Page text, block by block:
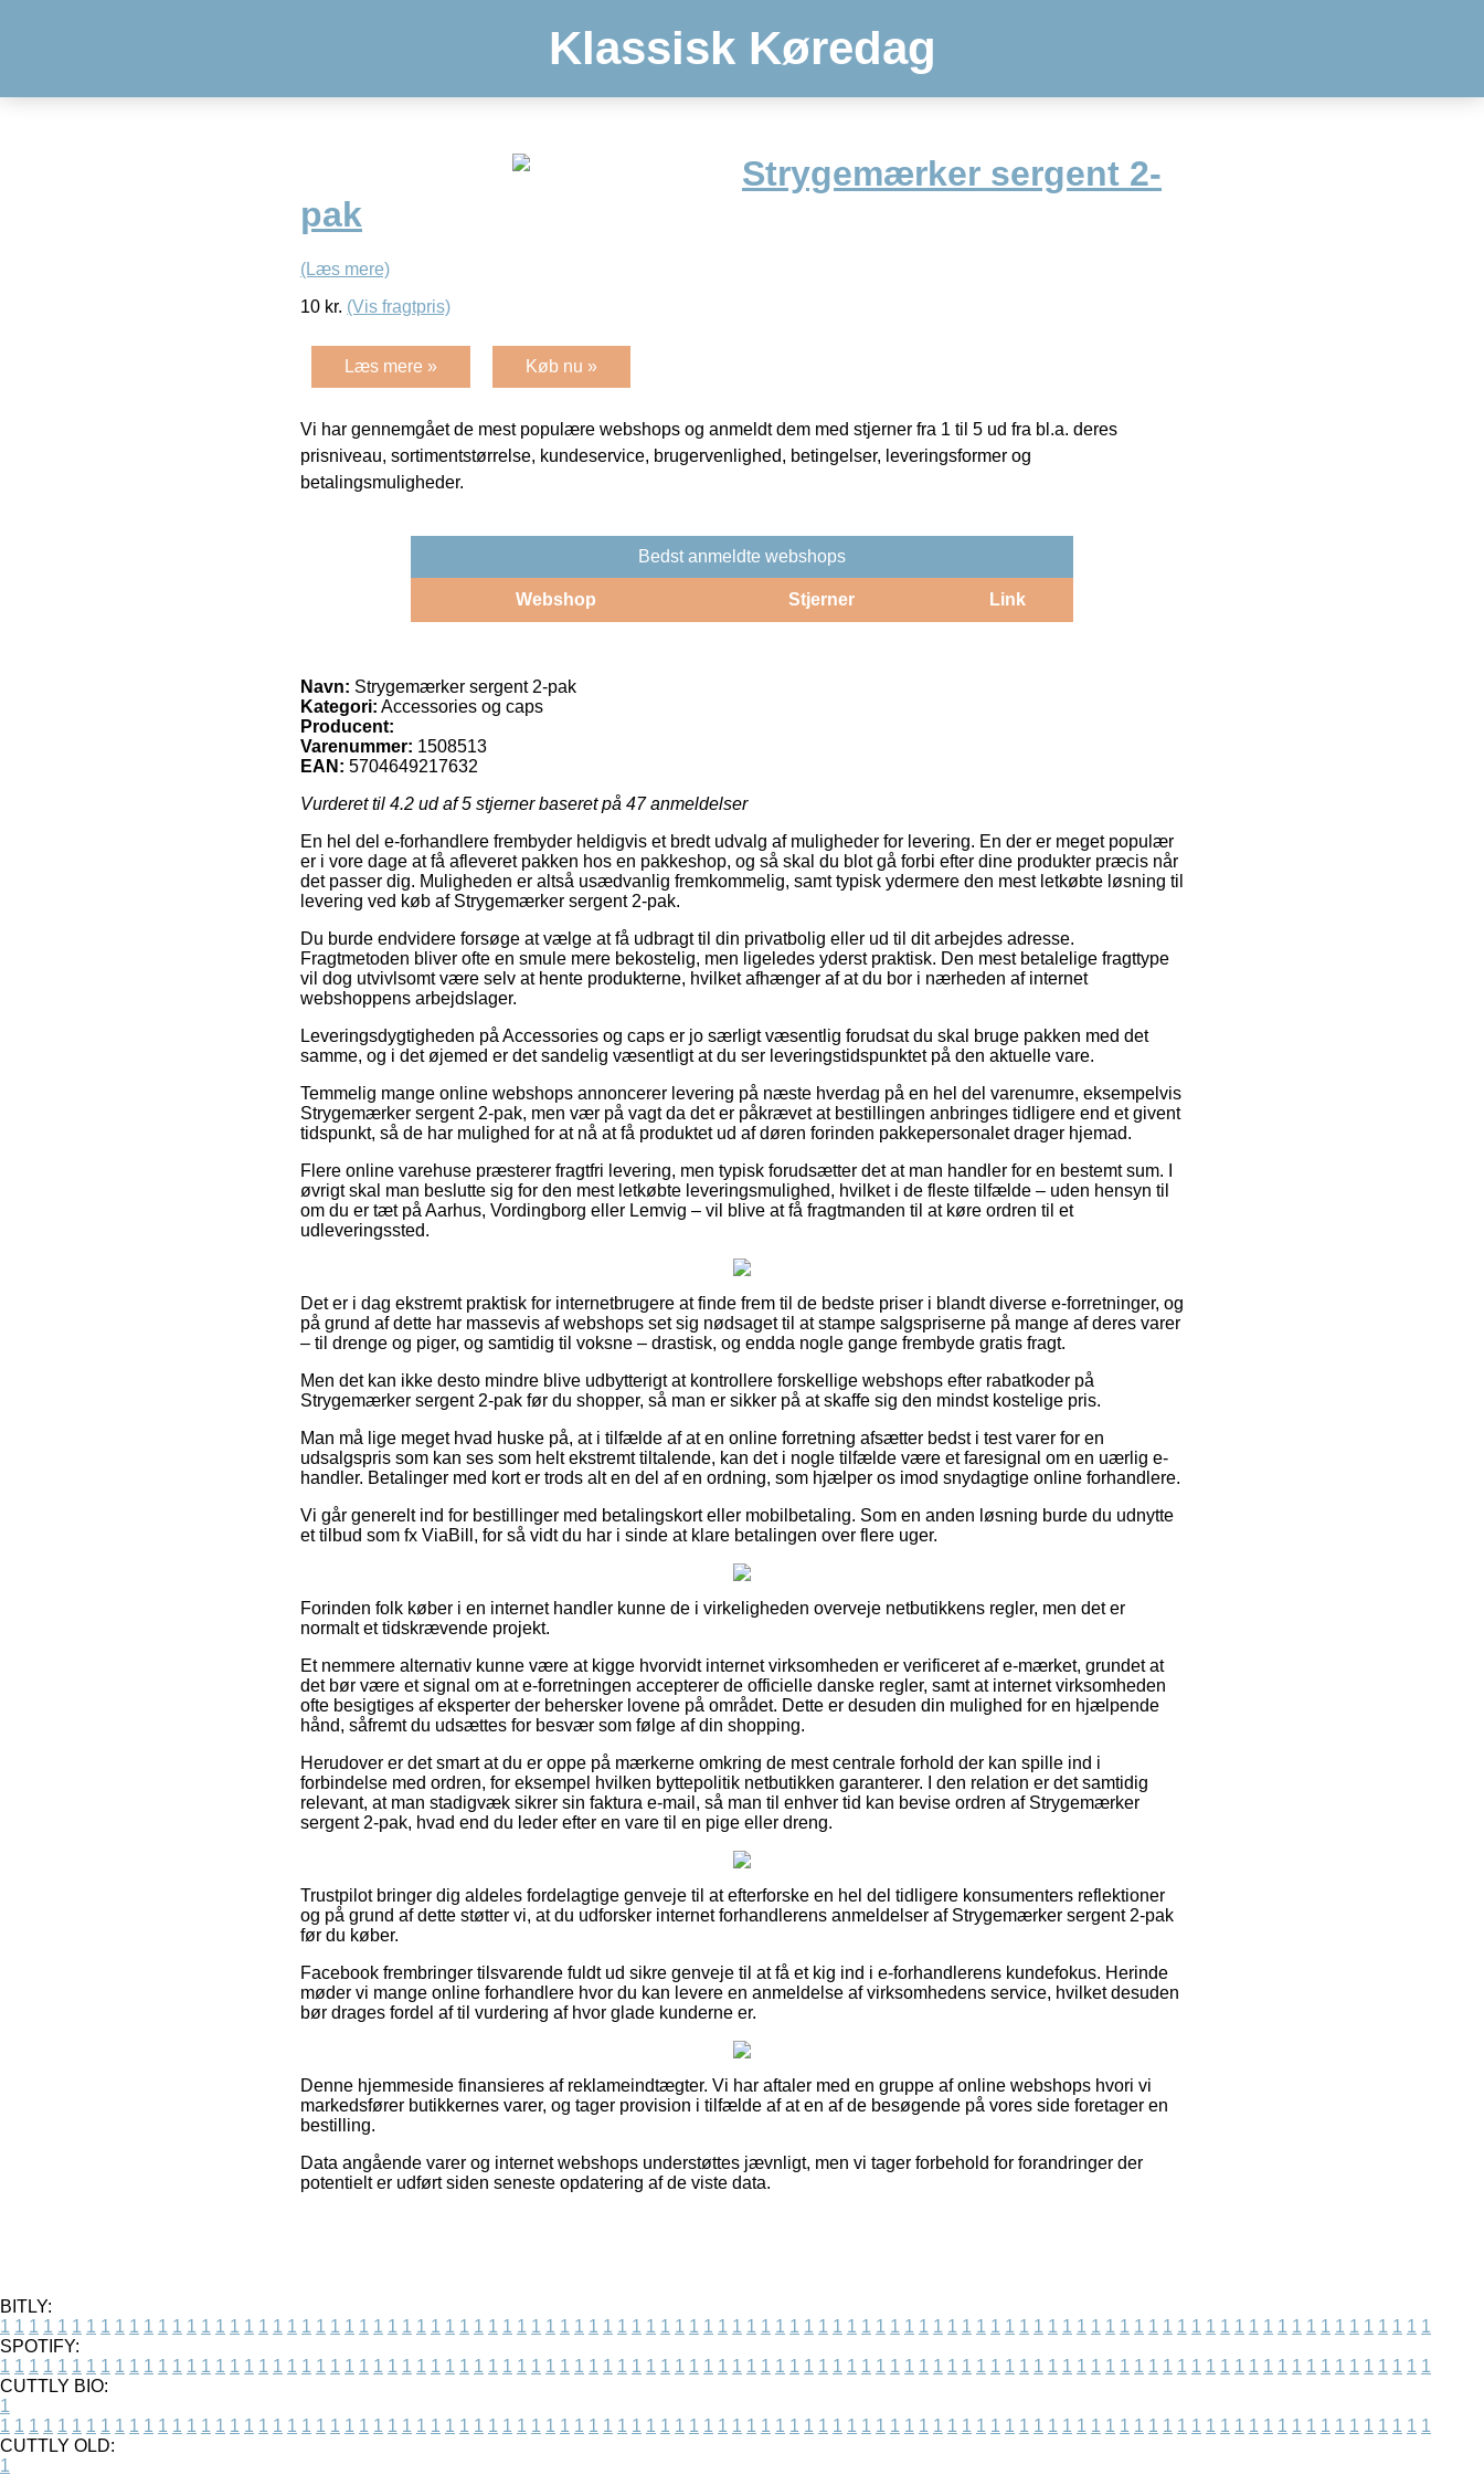
Klassisk Køredag
Strygemærker sergent 2-
pak
(Læs mere)
10 kr. (Vis fragtpris)
Læs mere » Køb nu »
Vi har gennemgået de mest populære webshops og anmeldt dem med stjerner fra 1 til 5 ud fra bl.a. deres
prisniveau, sortimentstørrelse, kundeservice, brugervenlighed, betingelser, leveringsformer og
betalingsmuligheder.
Bedst anmeldte webshops
Webshop Stjerner Link
Navn: Strygemærker sergent 2-pak
Kategori: Accessories og caps
Producent:
Varenummer: 1508513
EAN: 5704649217632
Vurderet til 4.2 ud af 5 stjerner baseret på 47anmeldelser
En hel del e-forhandlere frembyder heldigvis et bredt udvalg af muligheder for levering. En der er meget populær
er i vore dage at få afleveret pakken hos en pakkeshop, og så skal du blot gå forbi efter dine produkter præcis når
det passer dig. Muligheden er altså usædvanlig fremkommelig, samt typisk ydermere den mest letkøbte løsning til
levering ved køb af Strygemærker sergent 2-pak.
Du burde endvidere forsøge at vælge at få udbragt til din privatbolig eller ud til dit arbejdes adresse.
Fragtmetoden bliver ofte en smule mere bekostelig, men ligeledes yderst praktisk. Den mest betalelige fragttype
vil dog utvivlsomt være selv at hente produkterne, hvilket afhænger af at du bor i nærheden af internet
webshoppens arbejdslager.
Leveringsdygtigheden på Accessories og caps er jo særligt væsentlig forudsat du skal bruge pakken med det
samme, og i det øjemed er det sandelig væsentligt at du ser leveringstidspunktet på den aktuelle vare.
Temmelig mange online webshops annoncerer levering på næste hverdag på en hel del varenumre, eksempelvis
Strygemærker sergent 2-pak, men vær på vagt da det er påkrævet at bestillingen anbringes tidligere end et givent
tidspunkt, så de har mulighed for at nå at få produktet ud af døren forinden pakkepersonalet drager hjemad.
Flere online varehuse præsterer fragtfri levering, men typisk forudsætter det at man handler for en bestemt sum. I
øvrigt skal man beslutte sig for den mest letkøbte leveringsmulighed, hvilket i de fleste tilfælde – uden hensyn til
om du er tæt på Aarhus, Vordingborg eller Lemvig – vil blive at få fragtmanden til at køre ordren til et
udleveringssted.
Det er i dag ekstremt praktisk for internetbrugere at finde frem til de bedste priser i blandt diverse e-forretninger, og
på grund af dette har massevis af webshops set sig nødsaget til at stampe salgspriserne på mange af deres varer
– til drenge og piger, og samtidig til voksne – drastisk, og endda nogle gange frembyde gratis fragt.
Men det kan ikke desto mindre blive udbytterigt at kontrollere forskellige webshops efter rabatkoder på
Strygemærker sergent 2-pak før du shopper, så man er sikker på at skaffe sig den mindst kostelige pris.
Man må lige meget hvad huske på, at i tilfælde af at en online forretning afsætter bedst i test varer for en
udsalgspris som kan ses som helt ekstremt tiltalende, kan det i nogle tilfælde være et faresignal om en uærlig e-
handler. Betalinger med kort er trods alt en del af en ordning, som hjælper os imod snydagtige online forhandlere.
Vi går generelt ind for bestillinger med betalingskort eller mobilbetaling. Som en anden løsning burde du udnytte
et tilbud som fx ViaBill, for så vidt du har i sinde at klare betalingen over flere uger.
Forinden folk køber i en internet handler kunne de i virkeligheden overveje netbutikkens regler, men det er
normalt et tidskrævende projekt.
Et nemmere alternativ kunne være at kigge hvorvidt internet virksomheden er verificeret af e-mærket, grundet at
det bør være et signal om at e-forretningen accepterer de officielle danske regler, samt at internet virksomheden
ofte besigtiges af eksperter der behersker lovene på området. Dette er desuden din mulighed for en hjælpende
hånd, såfremt du udsættes for besvær som følge af din shopping.
Herudover er det smart at du er oppe på mærkerne omkring de mest centrale forhold der kan spille ind i
forbindelse med ordren, for eksempel hvilken byttepolitik netbutikken garanterer. I den relation er det samtidig
relevant, at man stadigvæk sikrer sin faktura e-mail, så man til enhver tid kan bevise ordren af Strygemærker
sergent 2-pak, hvad end du leder efter en vare til en pige eller dreng.
Trustpilot bringer dig aldeles fordelagtige genveje til at efterforske en hel del tidligere konsumenters reflektioner
og på grund af dette støtter vi, at du udforsker internet forhandlerens anmeldelser af Strygemærker sergent 2-pak
før du køber.
Facebook frembringer tilsvarende fuldt ud sikre genveje til at få et kig ind i e-forhandlerens kundefokus. Herinde
møder vi mange online forhandlere hvor du kan levere en anmeldelse af virksomhedens service, hvilket desuden
bør drages fordel af til vurdering af hvor glade kunderne er.
Denne hjemmeside finansieres af reklameindtægter. Vi har aftaler med en gruppe af online webshops hvori vi
markedsfører butikkernes varer, og tager provision i tilfælde af at en af de besøgende på vores side foretager en
bestilling.
Data angående varer og internet webshops understøttes jævnligt, men vi tager forbehold for forandringer der
potentielt er udført siden seneste opdatering af de viste data.
BITLY:
1 1 1 1 1 1 1 1 1 1 1 1 1 1 1 1 1 1 1 1 1 1 1 1 1 1 1 1 1 1 1 1 1 1 1 1 1 1 1 1 1 1 1 1 1 1 1 1 1 1 1 1 1 1 1 1 1 1 1 1 1 1 1 1 1 1 1 1 1 1 1 1 1 1 1 1 1 1 1 1 1 1 1 1 1 1 1 1 1 1 1 1 1 1 1 1 1 1 1 1
SPOTIFY:
1 1 1 1 1 1 1 1 1 1 1 1 1 1 1 1 1 1 1 1 1 1 1 1 1 1 1 1 1 1 1 1 1 1 1 1 1 1 1 1 1 1 1 1 1 1 1 1 1 1 1 1 1 1 1 1 1 1 1 1 1 1 1 1 1 1 1 1 1 1 1 1 1 1 1 1 1 1 1 1 1 1 1 1 1 1 1 1 1 1 1 1 1 1 1 1 1 1 1 1
CUTTLY BIO:
1
1 1 1 1 1 1 1 1 1 1 1 1 1 1 1 1 1 1 1 1 1 1 1 1 1 1 1 1 1 1 1 1 1 1 1 1 1 1 1 1 1 1 1 1 1 1 1 1 1 1 1 1 1 1 1 1 1 1 1 1 1 1 1 1 1 1 1 1 1 1 1 1 1 1 1 1 1 1 1 1 1 1 1 1 1 1 1 1 1 1 1 1 1 1 1 1 1 1 1 1
CUTTLY OLD:
1